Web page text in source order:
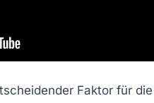
Faktor für